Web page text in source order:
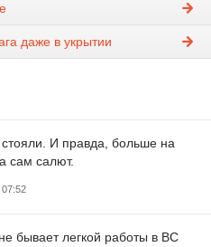
даже в укрытии
И правда, больше на
сам салют.
бывает легкой работы в ВС